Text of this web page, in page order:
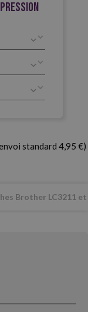
standard 4,95 €)
Brother LC3211 et